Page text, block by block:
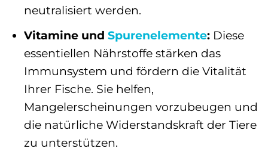
neutralisiert werden.
Vitamine und Spurenelemente:Diese
essentiellen Nährstoffe stärken das
Immunsystem und fördern die Vitalität
Ihrer Fische. Sie helfen,
Mangelerscheinungen vorzubeugen und
die natürliche Widerstandskraft der Tiere
zu unterstützen.